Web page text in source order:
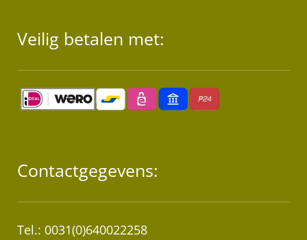
Veilig betalen met:
Contactgegevens:
Tel.: 0031(0)640022258